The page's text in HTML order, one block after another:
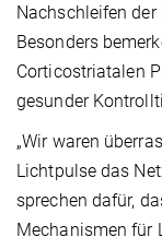
Nachschleifen
Besonders
Corticostriatalen
gesunder
„Wir waren
Lichtpulse das
sprechen dafür,
Mechanismen für